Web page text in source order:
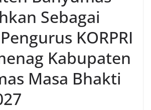
Sebagai
KORPRI
Kabupaten
Masa Bhakti